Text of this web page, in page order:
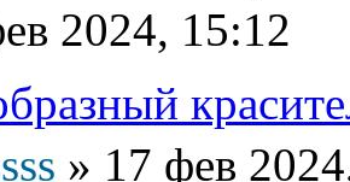
2024, 15:12
» 17 фев